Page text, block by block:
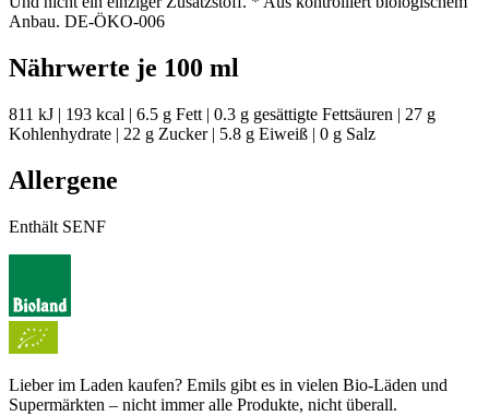
Anbau. DE-ÖKO-006
Nährwerte je 100 ml
811 kJ | 193 kcal | 6.5 g Fett | 0.3 g gesättigte Fettsäuren | 27 g
Kohlenhydrate | 22 g Zucker | 5.8 g Eiweiß | 0 g Salz
Allergene
Enthält SENF
Lieber im Laden kaufen? Emils gibt es in vielen Bio-Läden und
Supermärkten – nicht immer alle Produkte, nicht überall.